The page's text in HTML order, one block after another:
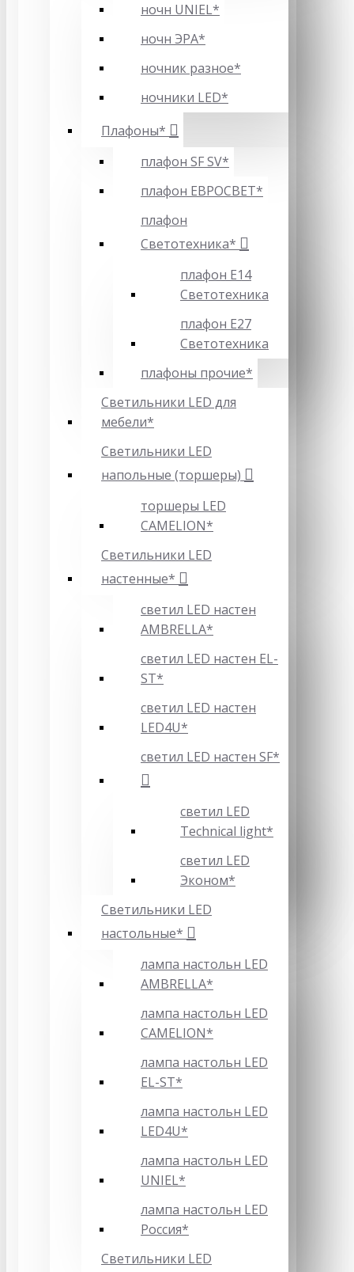
ночн UNIEL*
ночн ЭРА*
ночник разное*
ночники LED*
Плафоны*
плафон SF SV*
плафон ЕВРОСВЕТ*
плафон
Светотехника*
плафон Е14
Светотехника
плафон Е27
Светотехника
плафоны прочие*
Светильники LED для
мебели*
Светильники LED
напольные (торшеры)
торшеры LED
CAMELION*
Светильники LED
настенные*
светил LED настен
AMBRELLA*
светил LED настен EL-
ST*
светил LED настен
LED4U*
светил LED настен SF*
светил LED
Technical light*
светил LED
Эконом*
Светильники LED
настольные*
лампа настольн LED
AMBRELLA*
лампа настольн LED
CAMELION*
лампа настольн LED
EL-ST*
лампа настольн LED
LED4U*
лампа настольн LED
UNIEL*
лампа настольн LED
Россия*
Светильники LED